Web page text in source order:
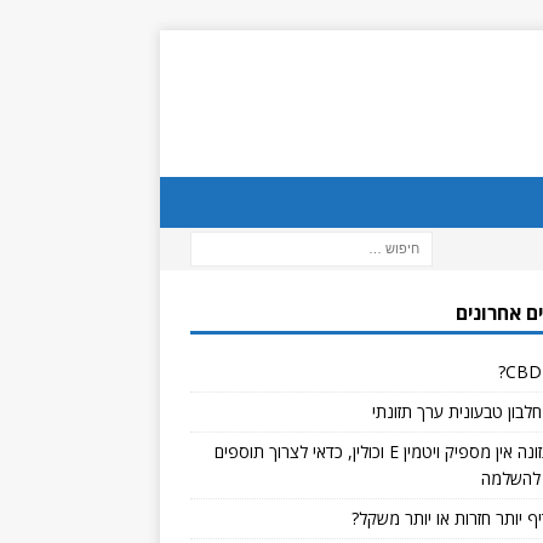
אחרונים
טבעונית ערך תזונתי
אם בתזונה אין מספיק ויטמין E וכולין, כדאי לצרוך תוספים
יותר חזרות או יותר משקל?